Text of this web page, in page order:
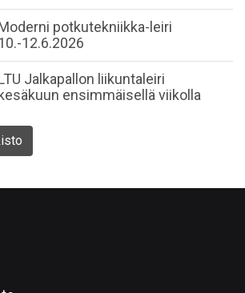
potkutekniikka-leiri
12.6.2026
Jalkapallon liikuntaleiri
ensimmäisellä viikolla